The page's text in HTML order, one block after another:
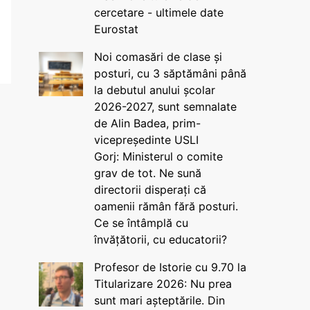
cercetare - ultimele date
Eurostat
Noi comasări de clase și
posturi, cu 3 săptămâni până
la debutul anului școlar
2026-2027, sunt semnalate
de Alin Badea, prim-
vicepreședinte USLI
Gorj: Ministerul o comite
grav de tot. Ne sună
directorii disperați că
oamenii rămân fără posturi.
Ce se întâmplă cu
învățătorii, cu educatorii?
Profesor de Istorie cu 9.70 la
Titularizare 2026: Nu prea
sunt mari așteptările. Din